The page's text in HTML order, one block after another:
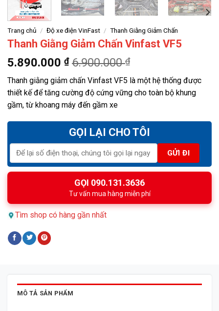
Trang chủ / Độ xe điện VinFast / Thanh Giằng Giảm Chấn
Thanh Giằng Giảm Chấn Vinfast VF5
5.890.000 ₫ 6.900.000₫
Thanh giằng giảm chấn Vinfast VF5 là một hệ thống được
thiết kế để tăng cường độ cứng vững cho toàn bộ khung
gầm, từ khoang máy đến gầm xe
GỌI LẠI CHO TÔI
GỌI 090.131.3636
Tư vấn mua hàng miễn phí
Tìm shop có hàng gần nhất
MÔ TẢ SẢN PHẨM